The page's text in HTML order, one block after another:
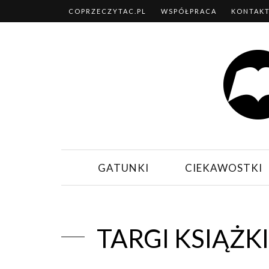
COPRZECZYTAC.PL WSPÓŁPRACA
GATUNKI CIEKAWOSTKI
TARGI